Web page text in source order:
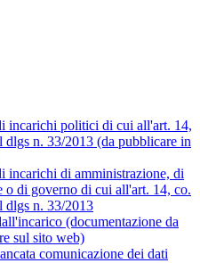
incarichi politici di cui all'art. 14,
dlgs n. 33/2013 (da pubblicare in
incarichi di amministrazione, di
o di governo di cui all'art. 14, co.
dlgs n. 33/2013
(documentazione da
sul sito web)
comunicazione dei dati